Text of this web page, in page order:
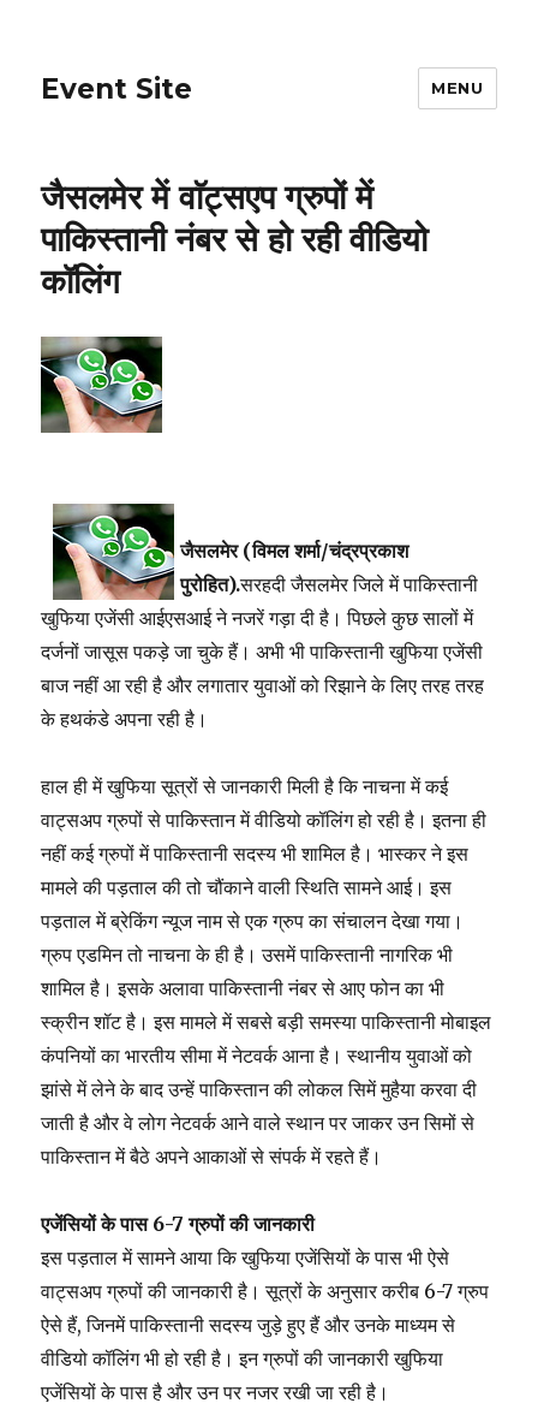
Event Site MENU
जैसलमेर में वाॅट्सएप ग्रुपों में
पाकिस्तानी नंबर से हो रही वीडियो
कॉलिंग
जैसलमेर (विमल शर्मा/चंद्रप्रकाश
पुरोहित).सरहदी जैसलमेर जिले में पाकिस्तानी
खुफिया एजेंसी आईएसआई ने नजरें गड़ा दी है। पिछले कुछ सालों में
दर्जनों जासूस पकड़े जा चुके हैं। अभी भी पाकिस्तानी खुफिया एजेंसी
बाज नहीं आ रही है और लगातार युवाओं को रिझाने के लिए तरह तरह
के हथकंडे अपना रही है।
हाल ही में खुफिया सूत्रों से जानकारी मिली है कि नाचना में कई
वाट्सअप ग्रुपों से पाकिस्तान में वीडियो कॉलिंग हो रही है। इतना ही
नहीं कई ग्रुपों में पाकिस्तानी सदस्य भी शामिल है। भास्कर ने इस
मामले की पड़ताल की तो चौंकाने वाली स्थिति सामने आई। इस
पड़ताल में ब्रेकिंग न्यूज नाम से एक ग्रुप का संचालन देखा गया।
ग्रुप एडमिन तो नाचना के ही है। उसमें पाकिस्तानी नागरिक भी
शामिल है। इसके अलावा पाकिस्तानी नंबर से आए फोन का भी
स्क्रीन शॉट है। इस मामले में सबसे बड़ी समस्या पाकिस्तानी मोबाइल
कंपनियों का भारतीय सीमा में नेटवर्क आना है। स्थानीय युवाओं को
झांसे में लेने के बाद उन्हें पाकिस्तान की लोकल सिमें मुहैया करवा दी
जाती है और वे लोग नेटवर्क आने वाले स्थान पर जाकर उन सिमों से
पाकिस्तान में बैठे अपने आकाओं से संपर्क में रहते हैं।
एजेंसियों के पास 6-7 ग्रुपों की जानकारी
इस पड़ताल में सामने आया कि खुफिया एजेंसियों के पास भी ऐसे
वाट्सअप ग्रुपों की जानकारी है। सूत्रों के अनुसार करीब 6-7 ग्रुप
ऐसे हैं, जिनमें पाकिस्तानी सदस्य जुड़े हुए हैं और उनके माध्यम से
वीडियो कॉलिंग भी हो रही है। इन ग्रुपों की जानकारी खुफिया
एजेंसियों के पास है और उन पर नजर रखी जा रही है।